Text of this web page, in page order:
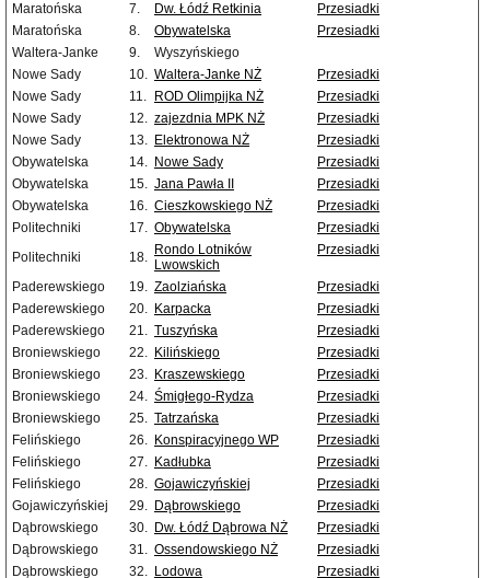
Maratońska
7. Dw. Łódź Retkinia
Przesiadki
Maratońska
8. Obywatelska
Przesiadki
Waltera-Janke
9.
Wyszyńskiego
Nowe Sady
10. Waltera-Janke NŻ
Przesiadki
Nowe Sady
11. ROD Olimpijka NŻ
Przesiadki
Nowe Sady
12. zajezdnia MPK NŻ
Przesiadki
Nowe Sady
13. Elektronowa NŻ
Przesiadki
Obywatelska
14. Nowe Sady
Przesiadki
Obywatelska
15. Jana Pawła II
Przesiadki
Obywatelska
16. Cieszkowskiego NŻ
Przesiadki
Politechniki
17. Obywatelska
Przesiadki
Politechniki
18. Rondo Lotników
Lwowskich
Przesiadki
Paderewskiego 19. Zaolziańska
Przesiadki
Paderewskiego
20. Karpacka
Przesiadki
Paderewskiego
21. Tuszyńska
Przesiadki
Broniewskiego
22. Kilińskiego
Przesiadki
Broniewskiego
23. Kraszewskiego
Przesiadki
Broniewskiego
24. Śmigłego-Rydza
Przesiadki
Broniewskiego
25. Tatrzańska
Przesiadki
Felińskiego
26. Konspiracyjnego WP
Przesiadki
Felińskiego
27. Kadłubka
Przesiadki
Felińskiego
28. Gojawiczyńskiej
Przesiadki
Gojawiczyńskiej
29. Dąbrowskiego
Przesiadki
Dąbrowskiego
30. Dw. Łódź Dąbrowa NŻ
Przesiadki
Dąbrowskiego
31. Ossendowskiego NŻ
Przesiadki
Dąbrowskiego
32. Lodowa Przesiadki